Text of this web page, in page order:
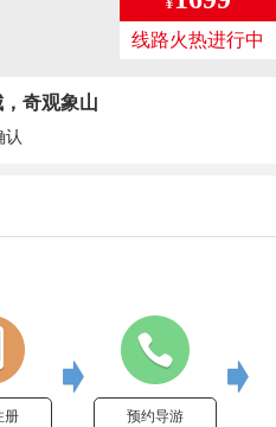
线路火热进行中
，奇观象山
认
册 预约导游